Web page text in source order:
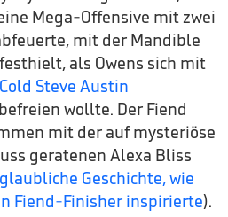
Mega-Offensive mit zwei
mit der Mandible
als Owens sich mit
Steve Austin
wollte. Der Fiend
mit der auf mysteriöse
geratenen Alexa Bliss
Geschichte, wie
Fiend-Finisher inspirierte).